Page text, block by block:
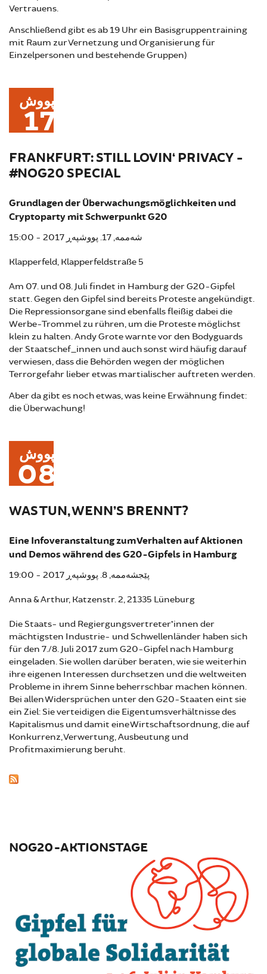
Vertrauens.
Anschließend gibt es ab 19 Uhr ein Basisgruppentraining
mit Raum zur Vernetzung und Organisierung für
Einzelpersonen und bestehende Gruppen)
پووش
17
FRANKFURT: STILL LOVIN‘ PRIVACY -
#NOG20 SPECIAL
Grundlagen der Überwachungsmöglichkeiten und
Cryptoparty mit Schwerpunkt G20
شەممە, 17. پووشپەڕ 2017 - 15:00
Klapperfeld, Klapperfeldstraße 5
Am 07. und 08. Juli findet in Hamburg der G20-Gipfel
statt. Gegen den Gipfel sind bereits Proteste angekündigt.
Die Repressionsorgane sind ebenfalls fleißig dabei die
Werbe-Trommel zu rühren, um die Proteste möglichst
klein zu halten. Andy Grote warnte vor den Bodyguards
der Staatschef_innen und auch sonst wird häufig darauf
verwiesen, dass die Behörden wegen der möglichen
Terrorgefahr lieber etwas martialischer auftreten werden.
Aber da gibt es noch etwas, was keine Erwähnung findet:
die Überwachung!
پووش
08
WAS TUN, WENN’S BRENNT?
Eine Infoveranstaltung zum Verhalten auf Aktionen
und Demos während des G20-Gipfels in Hamburg
پێجشەممە, 8. پووشپەڕ 2017 - 19:00
Anna & Arthur, Katzenstr. 2, 21335 Lüneburg
Die Staats- und Regiergungsvertreter*innen der
mächtigsten Industrie- und Schwellenländer haben sich
für den 7./8. Juli 2017 zum G20-Gipfel nach Hamburg
eingeladen. Sie wollen darüber beraten, wie sie weiterhin
ihre eigenen Interessen durchsetzen und die weltweiten
Probleme in ihrem Sinne beherrschbar machen können.
Bei allen Widersprüchen unter den G20-Staaten eint sie
ein Ziel: Sie verteidigen die Eigentumsverhältnisse des
Kapitalismus und damit eine Wirtschaftsordnung, die auf
Konkurrenz, Verwertung, Ausbeutung und
Profitmaximierung beruht.
NOG20-AKTIONSTAGE